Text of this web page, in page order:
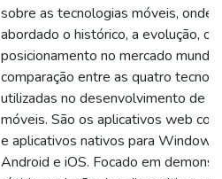
sobre as tecnologias móveis, onde
abordado o histórico, a evolução, o
posicionamento no mercado
comparação entre as quatro
utilizadas no desenvolvimento de
móveis. São os aplicativos web
e aplicativos nativos para Windows
Android e iOS. Focado em